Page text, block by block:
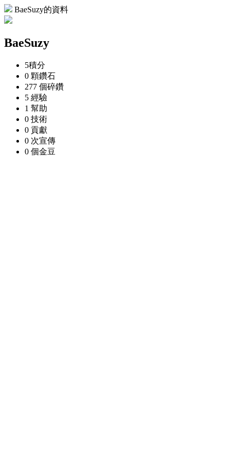
BaeSuzy的資料
BaeSuzy
5積分
0 顆鑽石
277 個碎鑽
5 經驗
1 幫助
0 技術
0 貢獻
0 次宣傳
0 個金豆